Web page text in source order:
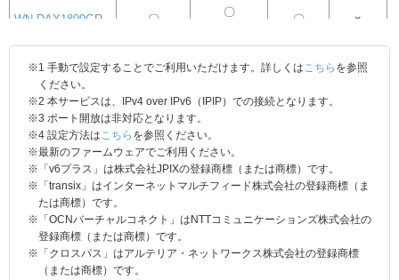
WN-DAX1800GR 〇
〇
〇 ×
WN-DAX1800GRN 〇
※3、4
〇
※3
WN-DEAX1800GR 〇 〇 〇
WN-TX4266GR-D 〇
WN-TX4266GR 〇
〇
※3、4
〇
WN-DX2033GR 〇
※3、4
〇 ×
WN-AX2033GR2 〇
〇
〇 ×
※1 手動で設定することでご利用いただけます。詳しくはこちら を参照
ください。
※2 本サービスは、IPv4 over IPv6（IPIP）での接続となります。
※3 ポート開放は非対応となります。
※4 設定方法はこちら を参照ください。
※最新のファームウェアでご利用ください。
※「v6プラス」は株式会社JPIXの登録商標（または商標）です。
※「transix」はインターネットマルチフィード株式会社の登録商標（ま
たは商標）です。
※「OCNバーチャルコネクト」はNTTコミュニケーションズ株式会社の
登録商標（または商標）です。
※「クロスパス」はアルテリア・ネットワークス株式会社の登録商標
（または商標）です。